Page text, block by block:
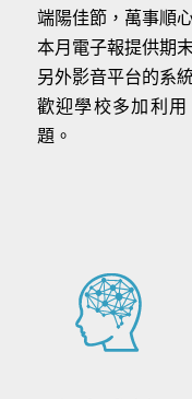
端陽佳節，萬事順
本月電子報提供期
另外影音平台的系
歡迎學校多加利
題。